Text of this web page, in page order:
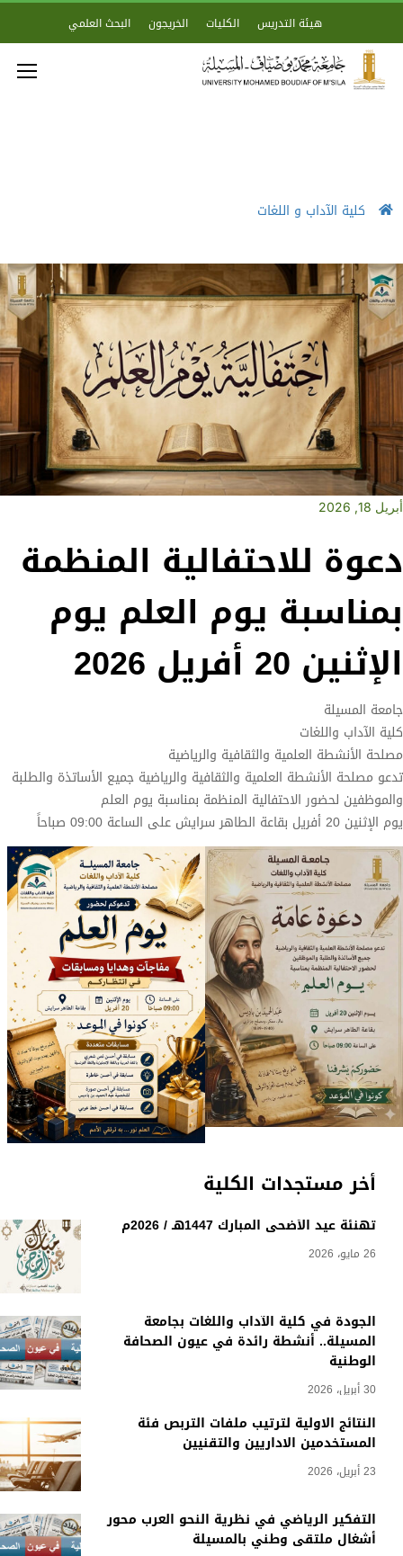
هيئة التدريس الكليات الخريجون البحث العلمي
كلية الآداب و اللغات
أخر مستجدات الكلية
تهنئة عيد الأضحى المبارك 1447هـ / 2026م
26 مايو، 2026
الجودة في كلية الآداب واللغات بجامعة
المسيلة.. أنشطة رائدة في عيون الصحافة
الوطنية
30 أبريل، 2026
النتائج الاولية لترتيب ملفات التربص فئة
المستخدمين الاداريين والتقنيين
23 أبريل، 2026
التفكير الرياضي في نظرية النحو العرب محور
أشغال ملتقى وطني بالمسيلة
أبريل 18, 2026
دعوة للاحتفالية المنظمة
بمناسبة يوم العلم يوم
الإثنين 20 أفريل 2026
جامعة المسيلة
كلية الآداب واللغات
مصلحة الأنشطة العلمية والثقافية والرياضية
تدعو مصلحة الأنشطة العلمية والثقافية والرياضية جميع الأساتذة والطلبة
والموظفين لحضور الاحتفالية المنظمة بمناسبة يوم العلم
يوم الإثنين 20 أفريل بقاعة الطاهر سرايش على الساعة 09:00 صباحاً